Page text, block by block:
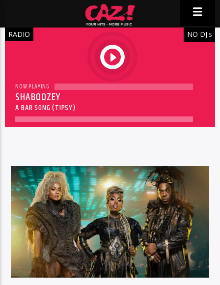
RADIO
play
NO DJ'S
NOW PLAYING
SHABOOZEY
A BAR SONG (TIPSY)